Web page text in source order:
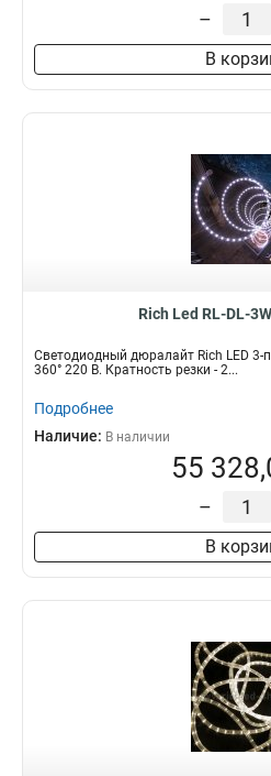
–
В
Rich Led RL-DL-
Светодиодный дюралайт Rich LED
360° 220 В. Кратность резки - 2...
Подробнее
Наличие: В наличии
55
–
В